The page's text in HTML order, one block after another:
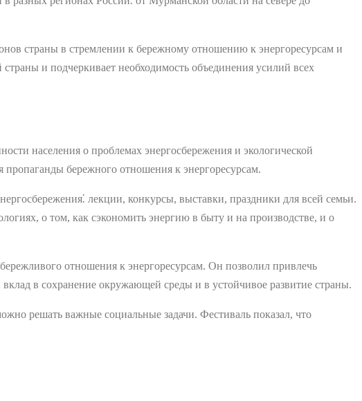
страны в стремлении к бережному отношению к энергоресурсам и
и подчеркивает необходимость объединения усилий всех
населения о проблемах энергосбережения и экологической
бережного отношения к энергоресурсам.
лекции, конкурсы, выставки, праздники для всей семьи.
о том, как сэкономить энергию в быту и на производстве, и о
отношения к энергоресурсам. Он позволил привлечь
в сохранение окружающей среды и в устойчивое развитие страны.
решать важные социальные задачи. Фестиваль показал, что